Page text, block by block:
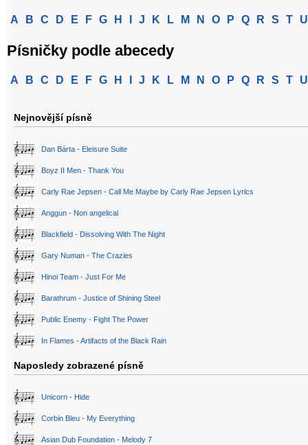
A B C D E F G H J K L M N O P Q R S T U
Písničky podle abecedy
A B C D E F G H J K L M N O P Q R S T U
Nejnovější písně
Dan Bárta - Eleisure Suite
Boyz II Men - Thank You
Carly Rae Jepsen - Call Me Maybe by Carly Rae Jepsen Lyrics
Anggun - Non angelical
Blackfield - Dissolving With The Night
Gary Numan - The Crazies
Hinoi Team - Just For Me
Barathrum - Justice of Shining Steel
Public Enemy - Fight The Power
In Flames - Artifacts of the Black Rain
Naposledy zobrazené písně
Unicorn - Hide
Corbin Bleu - My Everything
Asian Dub Foundation - Melody 7